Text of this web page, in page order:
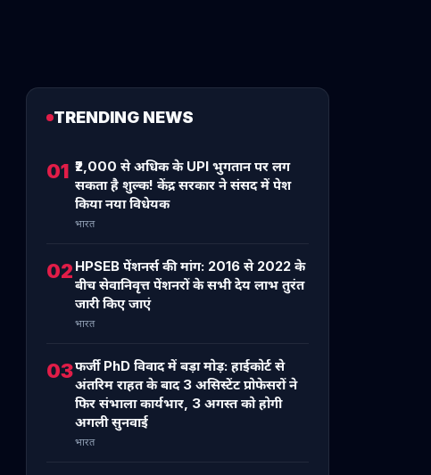
TRENDING NEWS
01 ₹2,000 से अधिक के UPI भुगतान पर लग
सकता है शुल्क! केंद्र सरकार ने संसद में पेश
किया नया विधेयक
भारत
02 HPSEB पेंशनर्स की मांग: 2016 से 2022 के
बीच सेवानिवृत्त पेंशनरों के सभी देय लाभ तुरंत
जारी किए जाएं
भारत
03फर्जी PhD विवाद में बड़ा मोड़: हाईकोर्ट से
अंतरिम राहत के बाद 3 असिस्टेंट प्रोफेसरों ने
फिर संभाला कार्यभार, 3 अगस्त को होगी
अगली सुनवाई
भारत